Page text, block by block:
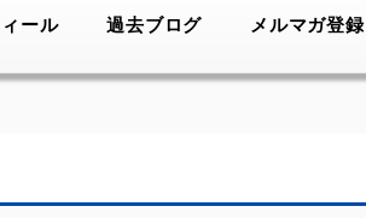
ール 過去ブログ メルマガ登録